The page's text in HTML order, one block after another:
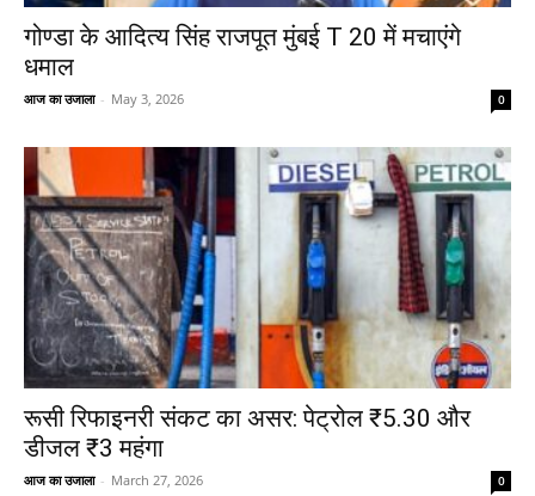
गोण्डा के आदित्य सिंह राजपूत मुंबई T 20 में मचाएंगे
धमाल
आज का उजाला - May 3, 2026 0
रूसी रिफाइनरी संकट का असर: पेट्रोल ₹5.30 और
डीजल ₹3 महंगा
आज का उजाला - March 27, 2026 0